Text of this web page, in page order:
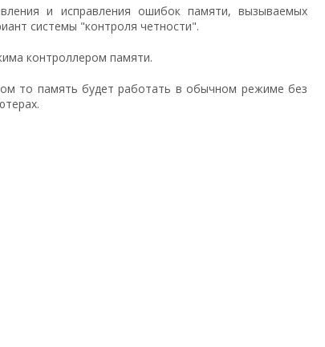
и исправления ошибок памяти, вызываемых
системы "контроля четности".
контроллером памяти.
то память будет работать в обычном режиме без